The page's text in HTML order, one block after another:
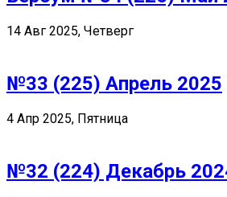
14 Авг 2025, Четверг
№33 (225) Апрель 2025
4 Апр 2025, Пятница
№32 (224) Декабрь